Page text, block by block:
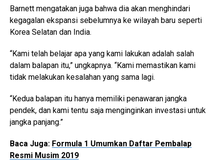
Barnett mengatakan juga bahwa dia akan menghindari
kegagalan ekspansi sebelumnya ke wilayah baru seperti
Korea Selatan dan India.
“Kami telah belajar apa yang kami lakukan adalah salah
dalam balapan itu,” ungkapnya. “Kami memastikan kami
tidak melakukan kesalahan yang sama lagi.
“Kedua balapan itu hanya memiliki penawaran jangka
pendek, dan kami tentu saja menginginkan investasi untuk
jangka panjang.”
Baca Juga: Formula 1 Umumkan Daftar Pembalap
Resmi Musim 2019